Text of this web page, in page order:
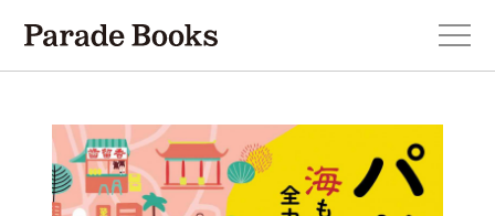
本を探す